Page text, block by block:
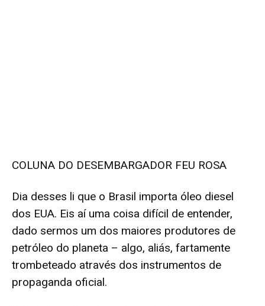
COLUNA DO DESEMBARGADOR FEU ROSA
Dia desses li que o Brasil importa óleo diesel
dos EUA. Eis aí uma coisa difícil de entender,
dado sermos um dos maiores produtores de
petróleo do planeta – algo, aliás, fartamente
trombeteado através dos instrumentos de
propaganda oficial.